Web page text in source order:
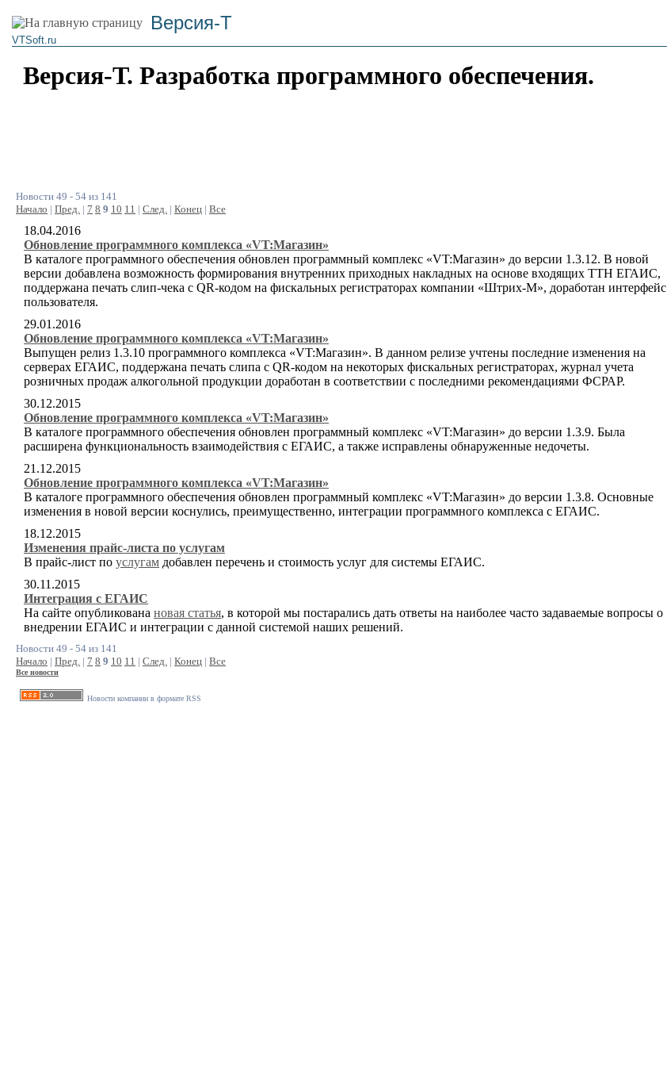
Версия-Т
VTSoft.ru
Версия-Т. Разработка программного обеспечения.
Новости 49 - 54 из 141
Начало | Пред. | 7 8 9 10 11 | След. | Конец | Все
18.04.2016
Обновление программного комплекса «VT:Магазин»
В каталоге программного обеспечения обновлен программный комплекс «VT:Магазин» до версии 1.3.12. В новой
версии добавлена возможность формирования внутренних приходных накладных на основе входящих ТТН ЕГАИС,
поддержана печать слип-чека с QR-кодом на фискальных регистраторах компании «Штрих-М», доработан интерфейс
пользователя.
29.01.2016
Обновление программного комплекса «VT:Магазин»
Выпущен релиз 1.3.10 программного комплекса «VT:Магазин». В данном релизе учтены последние изменения на
серверах ЕГАИС, поддержана печать слипа с QR-кодом на некоторых фискальных регистраторах, журнал учета
розничных продаж алкогольной продукции доработан в соответствии с последними рекомендациями ФСРАР.
30.12.2015
Обновление программного комплекса «VT:Магазин»
В каталоге программного обеспечения обновлен программный комплекс «VT:Магазин» до версии 1.3.9. Была
расширена функциональность взаимодействия с ЕГАИС, а также исправлены обнаруженные недочеты.
21.12.2015
Обновление программного комплекса «VT:Магазин»
В каталоге программного обеспечения обновлен программный комплекс «VT:Магазин» до версии 1.3.8. Основные
изменения в новой версии коснулись, преимущественно, интеграции программного комплекса с ЕГАИС.
18.12.2015
Изменения прайс-листа по услугам
В прайс-лист по услугам добавлен перечень и стоимость услуг для системы ЕГАИС.
30.11.2015
Интеграция с ЕГАИС
На сайте опубликована новая статья, в которой мы постарались дать ответы на наиболее часто задаваемые вопросы о
внедрении ЕГАИС и интеграции с данной системой наших решений.
Новости 49 - 54 из 141
Начало | Пред. | 7 8 9 10 11 | След. | Конец | Все
Все новости
Новости компании в формате RSS